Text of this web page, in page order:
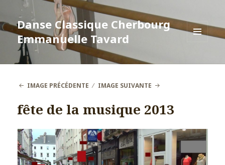
Danse Classique Cherbourg
Emmanuelle Tavard
WIDGETS
IMAGE PRÉCÉDENTE IMAGE SUIVANTE
fête de la musique 2013